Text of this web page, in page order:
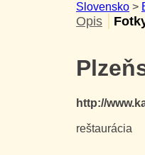
Slovensko >
Opis
http://
reštaurácia